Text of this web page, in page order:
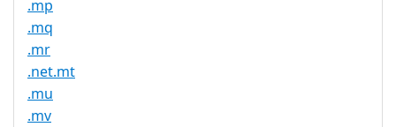
.mp
.mq
.mr
.net.mt
.mu
.mv